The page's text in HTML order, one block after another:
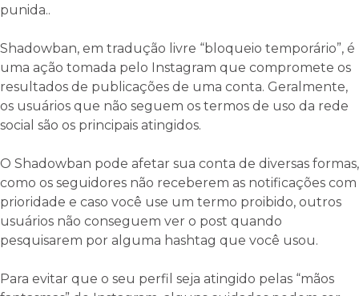
punida..
Shadowban, em tradução livre “bloqueio temporário”, é
uma ação tomada pelo Instagram que compromete os
resultados de publicações de uma conta. Geralmente,
os usuários que não seguem os termos de uso da rede
social são os principais atingidos.
O Shadowban pode afetar sua conta de diversas formas,
como os seguidores não receberem as notificações com
prioridade e caso você use um termo proibido, outros
usuários não conseguem ver o post quando
pesquisarem por alguma hashtag que você usou.
Para evitar que o seu perfil seja atingido pelas “mãos